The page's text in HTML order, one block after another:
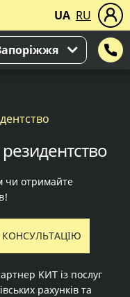
UA RU
резидентство
чи отримайте
KИТ із послуг
рахунків та